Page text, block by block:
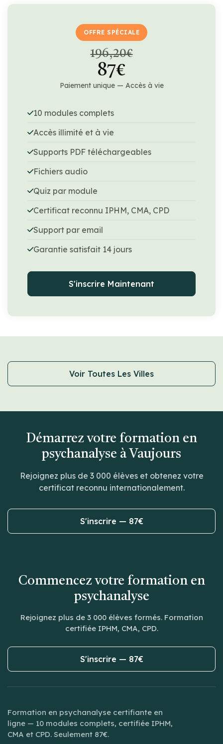
OFFRE SPÉCIALE
196,20€
87€
Paiement unique — Accès à vie
10 modules complets
Accès illimité et à vie
Supports PDF téléchargeables
Fichiers audio
Quiz par module
Certificat reconnu IPHM, CMA, CPD
Support par email
Garantie satisfait 14 jours
S'inscrire Maintenant
Voir Toutes Les Villes
Démarrez votre formation en
psychanalyse à Vaujours
Rejoignez plus de 3 000 élèves et obtenez votre
certificat reconnu internationalement.
S'inscrire — 87€
Commencez votre formation en
psychanalyse
Rejoignez plus de 3 000 élèves formés. Formation
certifiée IPHM, CMA, CPD.
S'inscrire — 87€
Formation en psychanalyse certifiante en
ligne — 10 modules complets, certifiée IPHM,
CMA et CPD. Seulement 87€.